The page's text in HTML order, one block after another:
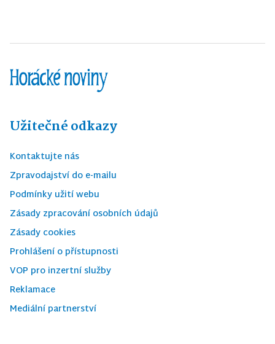
Užitečné odkazy
Kontaktujte nás
Zpravodajství do e-mailu
Podmínky užití webu
Zásady zpracování osobních údajů
Zásady cookies
Prohlášení o přístupnosti
VOP pro inzertní služby
Reklamace
Mediální partnerství